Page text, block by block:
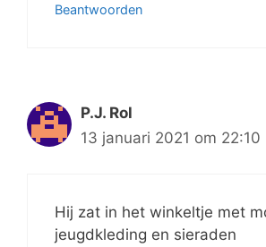
Beantwoorden
P.J. Rol
13 januari 2021 om 22:10
Hij zat in het winkeltje met
jeugdkleding en sieraden